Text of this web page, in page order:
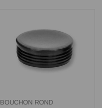
BOUCHON ROND